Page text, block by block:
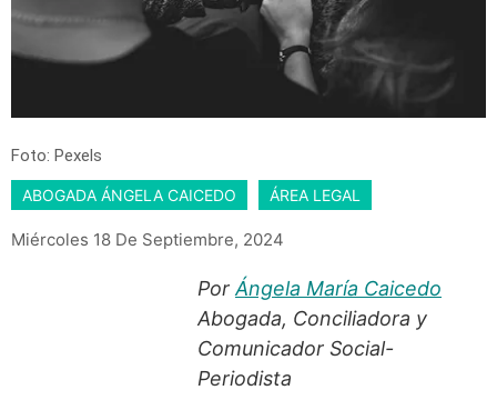
Foto: Pexels
ABOGADA ÁNGELA CAICEDO ÁREA LEGAL
Miércoles 18 De Septiembre, 2024
Por Ángela María Caicedo
Abogada, Conciliadora y
Comunicador Social-
Periodista